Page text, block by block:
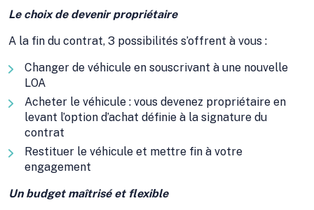
Le choix de devenir propriétaire
A la fin du contrat, 3 possibilités s’offrent à vous :
Changer de véhicule en souscrivant à une nouvelle
LOA
Acheter le véhicule : vous devenez propriétaire en
levant l’option d’achat définie à la signature du
contrat
Restituer le véhicule et mettre fin à votre
engagement
Un budget maîtrisé et flexible